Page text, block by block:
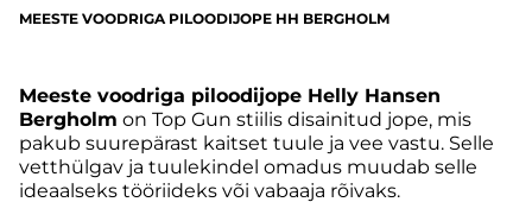
MEESTE VOODRIGA PILOODIJOPE HH BERGHOLM
Meeste voodriga piloodijope Helly Hansen
Bergholm on Top Gun stiilis disainitud jope, mis
pakub suurepärast kaitset tuule ja vee vastu. Selle
vetthülgav ja tuulekindel omadus muudab selle
ideaalseks tööriideks või vabaaja rõivaks.